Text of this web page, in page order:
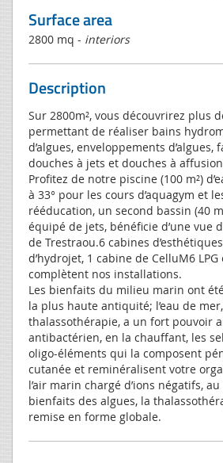
Surface area
2800 mq - interiors
Description
Sur 2800m², vous découvrirez plus
permettant de réaliser bains
d’algues, enveloppements d’algues,
douches à jets et douches à
Profitez de notre piscine (100 m²)
à 33° pour les cours d’aquagym et
rééducation, un second bassin (40
équipé de jets, bénéficie d’une vue
de Trestraou.6 cabines
d’hydrojet, 1 cabine de CelluM6
complètent nos installations.
Les bienfaits du milieu marin ont
la plus haute antiquité; l’eau de
thalassothérapie, a un fort pouvoir
antibactérien, en la chauffant, les
oligo-éléments qui la composent
cutanée et reminéralisent votre
l’air marin chargé d’ions négatifs,
bienfaits des algues, la
remise en forme globale.